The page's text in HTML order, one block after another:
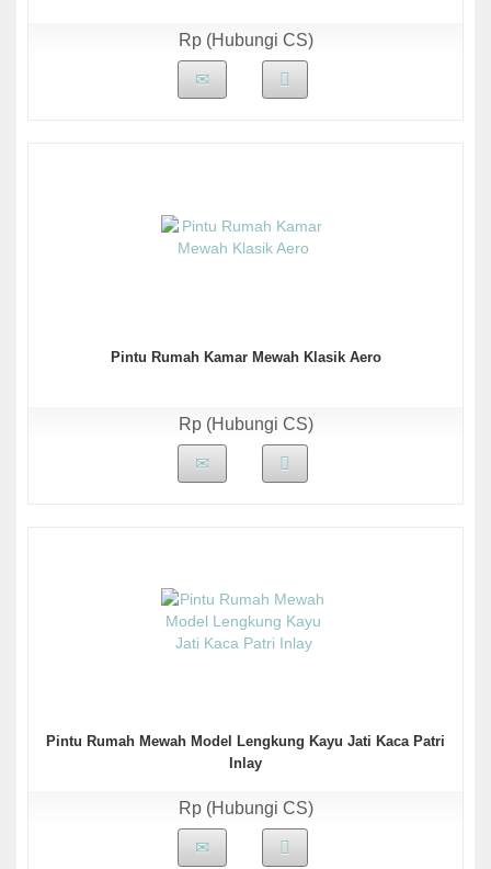
Rp (Hubungi CS)
Pintu Rumah Kamar Mewah Klasik Aero
Rp (Hubungi CS)
Pintu Rumah Mewah Model Lengkung Kayu Jati Kaca Patri
Inlay
Rp (Hubungi CS)